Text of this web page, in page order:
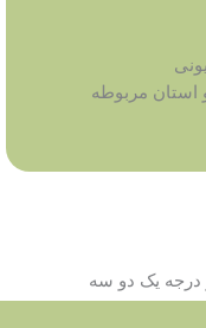
استان مربوطه
یک دو سه